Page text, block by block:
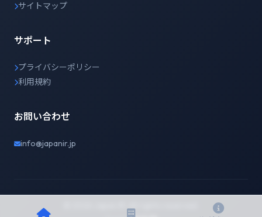
サイトマップ
サポート
プライバシーポリシー
利用規約
お問い合わせ
info@japanir.jp